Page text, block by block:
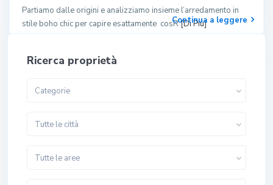
Partiamo dalle origini e analizziamo insieme l’arredamento in
stile boho chic per capire esattamente cosR[Di Più]
Continua a leggere
Ricerca proprietà
Categorie
Tutte le città
Tutte le aree